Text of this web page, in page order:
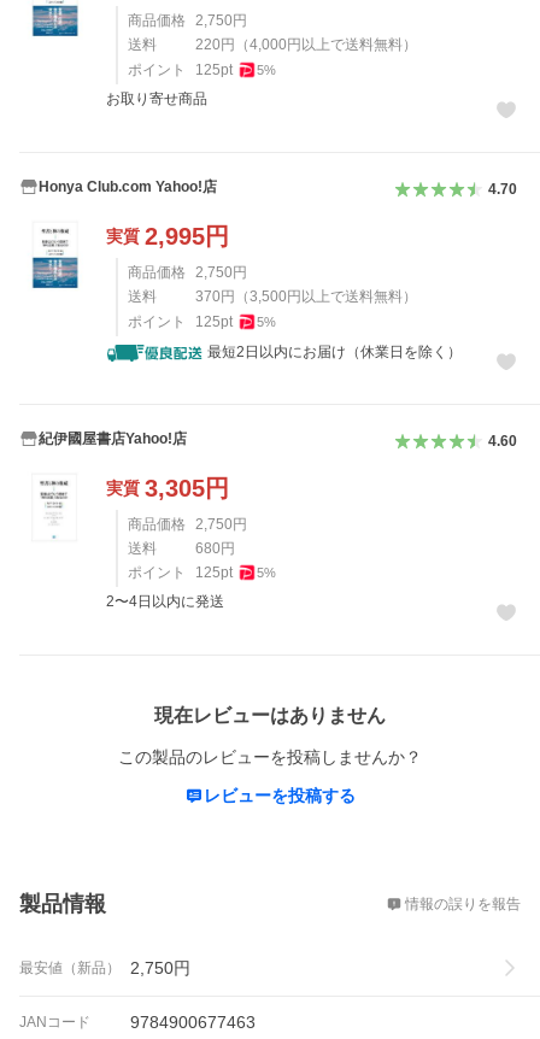
商品価格 2,750 円
送料
220 円 （4,000 円以上で送料無料）
ポイント
125pt 5%
お取り寄せ商品
Honya Club.com Yahoo!店 4.70
実質 2,995円
商品価格 2,750 円
送料
370 円 （3,500 円以上で送料無料）
ポイント
125pt 5%
最短2日以内にお届け（休業日を除く）
紀伊國屋書店Yahoo!店 4.60
実質 3,305円
商品価格 2,750 円
送料
680 円
ポイント
125pt 5%
2〜4日以内に発送
現在レビューはありません
この製品のレビューを投稿しませんか？
レビューを投稿する
製品情報 情報の誤りを報告
最安値（新品） 2,750円
JANコード 9784900677463